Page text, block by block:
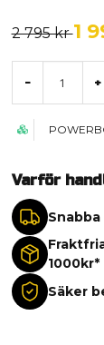
2 795 kr1
- +
Varför
Snabba
1000kr*
Säker